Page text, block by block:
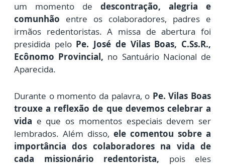
um momento de descontração, alegria e
comunhão entre os colaboradores, padres e
irmãos redentoristas. A missa de abertura foi
presidida pelo Pe. José de Vilas Boas, C.Ss.R.,
Ecônomo Provincial, no Santuário Nacional de
Aparecida.
Durante o momento da palavra, o Pe. Vilas Boas
trouxe a reflexão de que devemos celebrar a
vida e que os momentos especiais devem ser
lembrados. Além disso, ele comentou sobre a
importância dos colaboradores na vida de
cada missionário redentorista, pois eles